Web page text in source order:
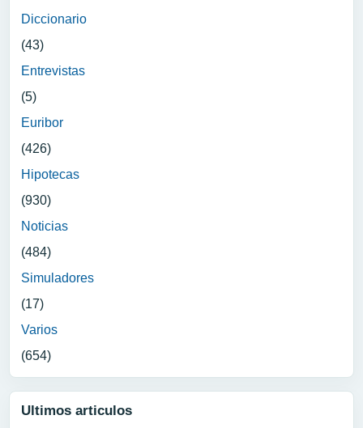
Diccionario
(43)
Entrevistas
(5)
Euribor
(426)
Hipotecas
(930)
Noticias
(484)
Simuladores
(17)
Varios
(654)
Ultimos articulos